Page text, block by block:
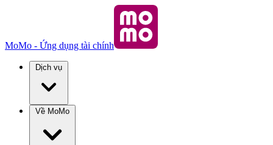
MoMo - Ứng dụng tài chính
Dịch vụ
Về MoMo